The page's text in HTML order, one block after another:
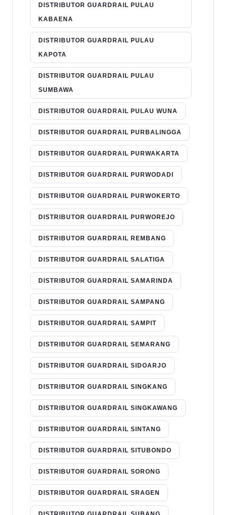
DISTRIBUTOR GUARDRAIL PULAU
KABAENA
DISTRIBUTOR GUARDRAIL PULAU
KAPOTA
DISTRIBUTOR GUARDRAIL PULAU
SUMBAWA
DISTRIBUTOR GUARDRAIL PULAU WUNA
DISTRIBUTOR GUARDRAIL PURBALINGGA
DISTRIBUTOR GUARDRAIL PURWAKARTA
DISTRIBUTOR GUARDRAIL PURWODADI
DISTRIBUTOR GUARDRAIL PURWOKERTO
DISTRIBUTOR GUARDRAIL PURWOREJO
DISTRIBUTOR GUARDRAIL REMBANG
DISTRIBUTOR GUARDRAIL SALATIGA
DISTRIBUTOR GUARDRAIL SAMARINDA
DISTRIBUTOR GUARDRAIL SAMPANG
DISTRIBUTOR GUARDRAIL SAMPIT
DISTRIBUTOR GUARDRAIL SEMARANG
DISTRIBUTOR GUARDRAIL SIDOARJO
DISTRIBUTOR GUARDRAIL SINGKANG
DISTRIBUTOR GUARDRAIL SINGKAWANG
DISTRIBUTOR GUARDRAIL SINTANG
DISTRIBUTOR GUARDRAIL SITUBONDO
DISTRIBUTOR GUARDRAIL SORONG
DISTRIBUTOR GUARDRAIL SRAGEN